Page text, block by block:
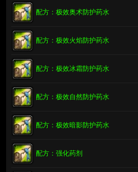
配方：极效奥术防护药水
配方：极效火焰防护药水
配方：极效冰霜防护药水
配方：极效自然防护药水
配方：极效暗影防护药水
配方：强化药剂